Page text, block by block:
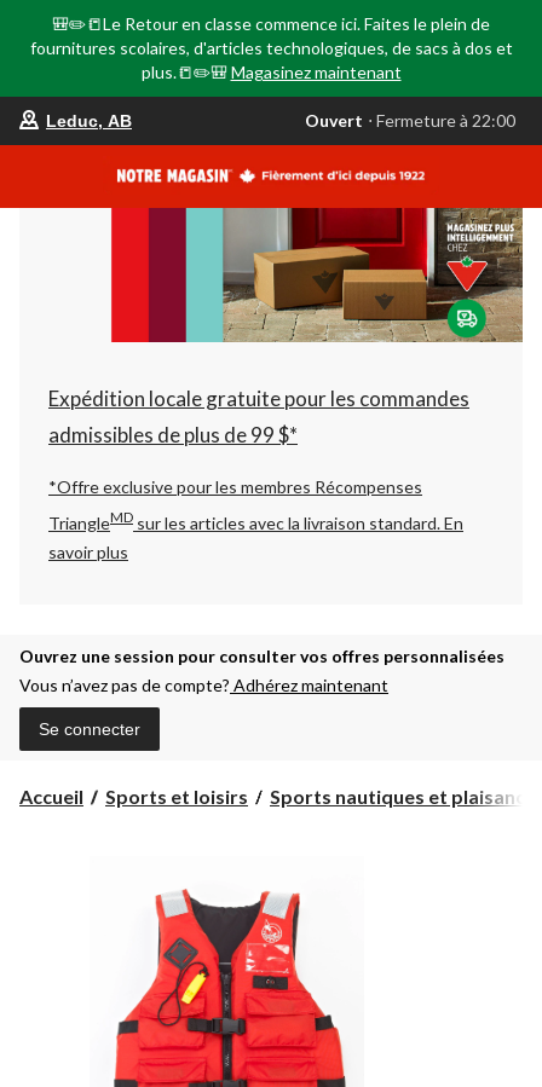
🎒✏️📒Le Retour en classe commence ici. Faites le plein de
fournitures scolaires, d'articles technologiques, de sacs à dos et
plus.📒✏️🎒 Magasinez maintenant
votre
est
AB,
Ouvert,
Fermeture
à
22:00
changer
Leduc, AB Ouvert ⋅ Fermeture à 22:00
Expédition locale gratuite pour les commandes
admissibles de plus de 99 $*
*Offre exclusive pour les membres Récompenses
TriangleMD sur les articles avec la livraison standard.En
savoir plus
Ouvrez une session pour consulter vos offres personnalisées
Vous n’avez pas de compte? Adhérez maintenant
Se connecter
Accueil Sports et loisirs Sports nautiques et plaisanc...